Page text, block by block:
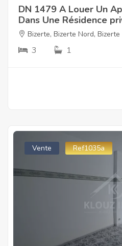
DN 1479 A Louer Un
Dans Une Résidence
Bizerte, Bizerte Nord, Bizerte
3 1
Vente Ref1035a